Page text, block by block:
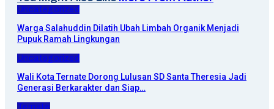
Uncategorized
Warga Salahuddin Dilatih Ubah Limbah Organik Menjadi
Pupuk Ramah Lingkungan
Uncategorized
Wali Kota Ternate Dorong Lulusan SD Santa Theresia Jadi
Generasi Berkarakter dan Siap…
Ternate